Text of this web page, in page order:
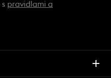
pravidlami a